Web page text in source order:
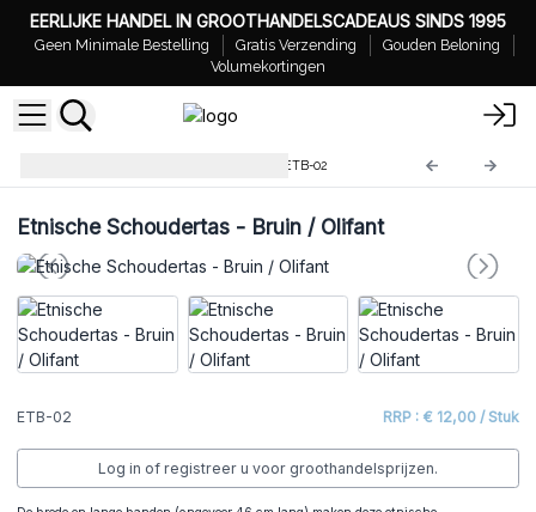
EERLIJKE HANDEL IN GROOTHANDELSCADEAUS SINDS 1995
Geen Minimale Bestelling Gratis Verzending
Gouden Beloning
Volumekortingen
ETB-02
Etnische Schoudertas - Bruin / Olifant
ETB-02 RRP : € 12,00 / Stuk
Log in of registreer u voor groothandelsprijzen.